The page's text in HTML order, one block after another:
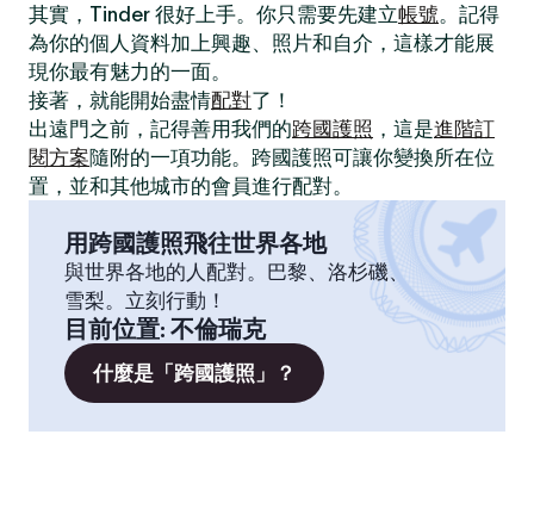
其實，Tinder 很好上手。你只需要先建立帳號。記得
為你的個人資料加上興趣、照片和自介，這樣才能展
現你最有魅力的一面。
接著，就能開始盡情配對了！
出遠門之前，記得善用我們的跨國護照 ，這是進階訂
閱方案隨附的一項功能。跨國護照可讓你變換所在位
置，並和其他城市的會員進行配對。
用跨國護照飛往世界各地
與世界各地的人配對。巴黎、洛杉磯、
雪梨。立刻行動！
目前位置: 不倫瑞克
什麼是「跨國護照」？